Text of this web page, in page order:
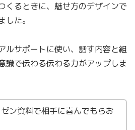
くるときに、魅せ方のデザインで
た。
ルサポートに使い、話す内容と組
識で伝わる伝わる力がアップしま
ン資料で相手に喜んでもらお